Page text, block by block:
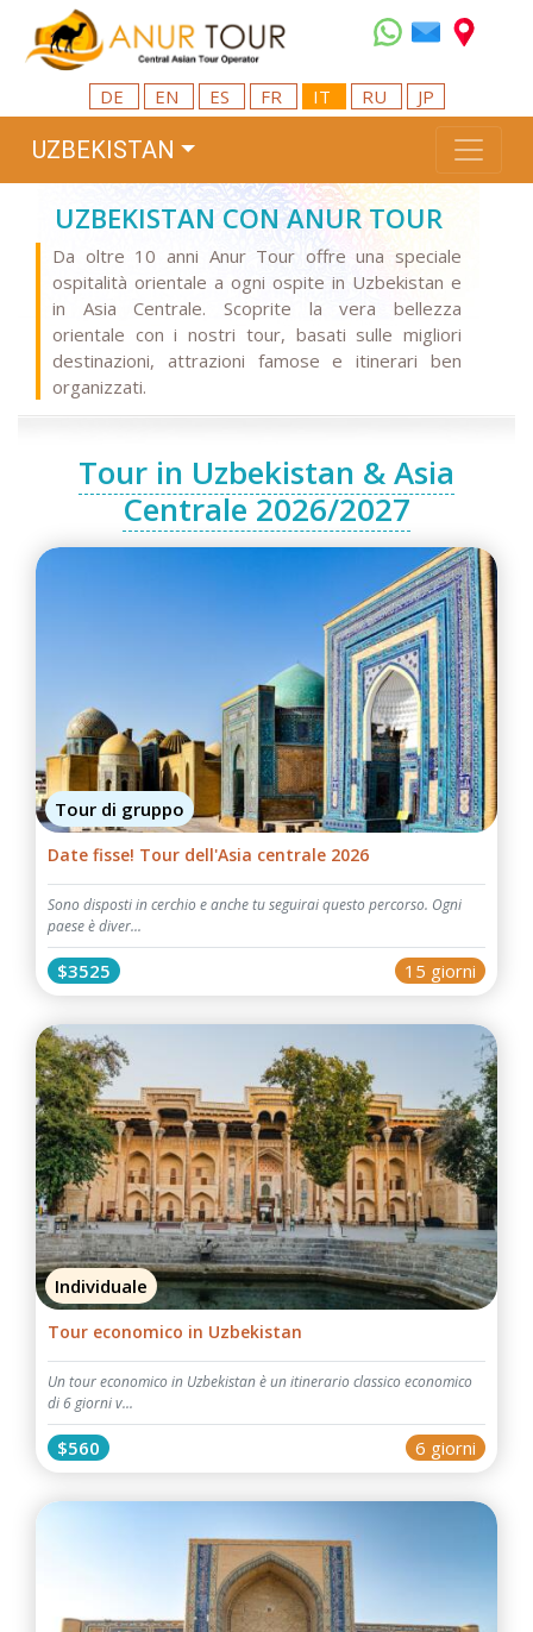
DE EN ES FR IT RU JP
UZBEKISTAN
UZBEKISTAN CON ANUR TOUR
Da oltre 10 anni Anur Tour offre una speciale
ospitalità orientale a ogni ospite in Uzbekistan e
in Asia Centrale. Scoprite la vera bellezza
orientale con i nostri tour, basati sulle migliori
destinazioni, attrazioni famose e itinerari ben
organizzati.
Tour in Uzbekistan & Asia
Centrale 2026/2027
Tour di gruppo
Date fisse! Tour dell'Asia centrale 2026
Sono disposti in cerchio e anche tu seguirai questo percorso. Ogni
paese è diver...
$3525 15 giorni
Individuale
Tour economico in Uzbekistan
Un tour economico in Uzbekistan è un itinerario classico economico
di 6 giorni v...
$560 6 giorni